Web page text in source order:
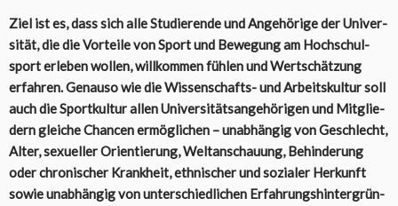
Ziel ist es, dass sich alle Stu­die­ren­de und Ange­hö­ri­ge der Uni­ver­
si­tät, die die Vor­tei­le von Sport und Bewe­gung am Hoch­schul­
sport erle­ben wol­len, will­kom­men füh­len und Wert­schät­zung
erfah­ren. Genau­so wie die Wis­sen­schafts- und Arbeits­kul­tur soll
auch die Sport­kul­tur allen Uni­ver­si­täts­an­ge­hö­ri­gen und Mit­glie­
dern glei­che Chan­cen ermög­li­chen – unab­hän­gig von Geschlecht,
Alter, sexu­el­ler Ori­en­tie­rung, Welt­an­schau­ung, Behin­de­rung
oder chro­ni­scher Krank­heit, eth­ni­scher und sozia­ler Her­kunft
sowie unab­hän­gig von unter­schied­li­chen Erfah­rungs­hin­ter­grün­